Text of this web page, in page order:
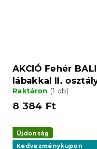
AKCIÓ Fehér
lábakkal II.
Raktáron (1 db)
8 384 Ft
Újdonság
Kedvezménykupon